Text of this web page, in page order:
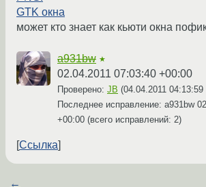
GTK окна
может кто знает как кьюти окна
a931bw ★
02.04.2011 07:03:40 +00:00
Проверено: JB (04.04.2011 04:13:59
Последнее исправление: a931bw
+00:00 (всего исправлений: 2)
Ссылка
←